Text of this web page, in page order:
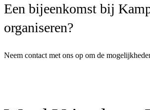
Een bijeenkomst bij
organiseren?
Neem contact met ons op om de